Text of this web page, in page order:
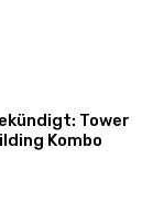
Tower
Kombo